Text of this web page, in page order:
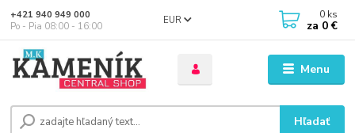
Menu
EUR
Hľadať
+421 940 949 000
Po - Pia 08:00 - 16:00
0 ks
za 0 €